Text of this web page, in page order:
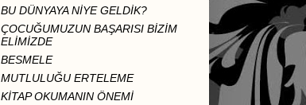
BU DÜNYAYA NİYE GELDİK?
ÇOCUĞUMUZUN BAŞARISI BİZİM
ELİMİZDE
BESMELE
MUTLULUĞU ERTELEME
KİTAP OKUMANIN ÖNEMİ